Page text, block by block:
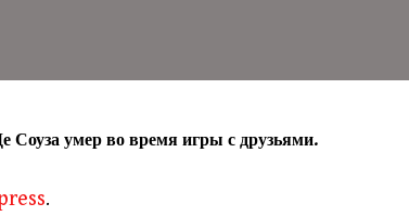
Соуза умер во время игры с друзьями.
.